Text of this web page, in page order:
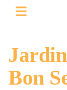
Bon